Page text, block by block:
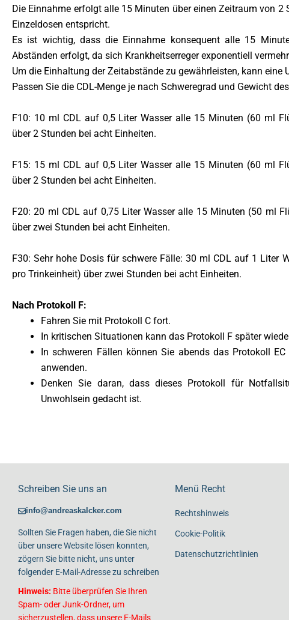
Die Einnahme erfolgt alle 15 Minuten über einen Zeitraum von 2
Einzeldosen entspricht.
Es ist wichtig, dass die Einnahme konsequent alle 15
Abständen erfolgt, da sich Krankheitserreger exponentiell
Um die Einhaltung der Zeitabstände zu gewährleisten, kann eine
Passen Sie die CDL-Menge je nach Schweregrad und Gewicht
F10: 10 ml CDL auf 0,5 Liter Wasser alle 15 Minuten (60 ml
über 2 Stunden bei acht Einheiten.
F15: 15 ml CDL auf 0,5 Liter Wasser alle 15 Minuten (60 ml
über 2 Stunden bei acht Einheiten.
F20: 20 ml CDL auf 0,75 Liter Wasser alle 15 Minuten (50 ml
über zwei Stunden bei acht Einheiten.
F30: Sehr hohe Dosis für schwere Fälle: 30 ml CDL auf 1 Liter
pro Trinkeinheit) über zwei Stunden bei acht Einheiten.
Nach Protokoll F:
Fahren Sie mit Protokoll C fort.
In kritischen Situationen kann das Protokoll F später
In schweren Fällen können Sie abends das Protokoll
anwenden.
Denken Sie daran, dass dieses Protokoll für
Unwohlsein gedacht ist.
Schreiben Sie uns an
info@andreaskalcker.com
Sollten Sie Fragen haben, die Sie nicht
über unsere Website lösen konnten,
zögern Sie bitte nicht, uns unter
folgender E-Mail-Adresse zu schreiben
Hinweis: Bitte überprüfen Sie Ihren
Spam- oder Junk-Ordner, um
sicherzustellen, dass unsere E-Mails
Menü Recht
Rechtshinweis
Cookie-Politik
Datenschutzrichtlinien